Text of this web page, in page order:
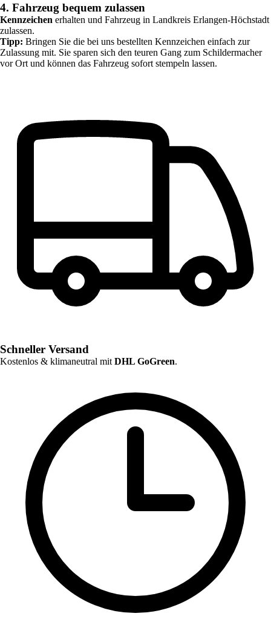
4. Fahrzeug bequem zulassen
Kennzeichen erhalten und Fahrzeug in Landkreis Erlangen-Höchstadt
zulassen.
Tipp: Bringen Sie die bei uns bestellten Kennzeichen einfach zur
Zulassung mit. Sie sparen sich den teuren Gang zum Schildermacher
vor Ort und können das Fahrzeug sofort stempeln lassen.
Schneller Versand
Kostenlos & klimaneutral mit DHL GoGreen.